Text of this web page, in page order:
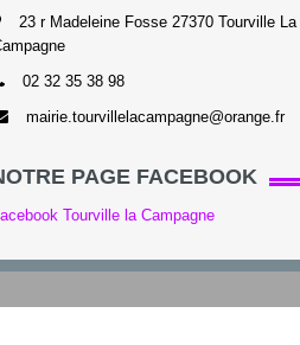
23 r Madeleine Fosse 27370 Tourville La
02 32 35 38 98
mairie.tourvillelacampagne@orange.fr
PAGE FACEBOOK
Tourville la Campagne